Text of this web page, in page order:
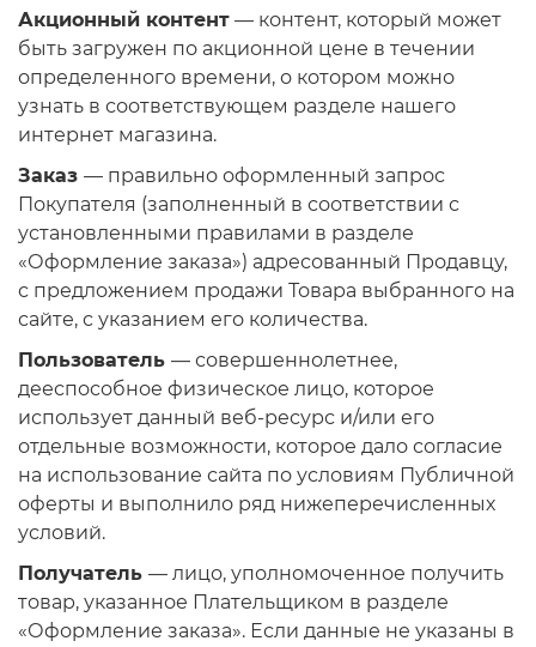
Операционная система
Windows 11 Home
Без ОС
Тип накопителя
SSD
SSD + HDD
Дополнительно
RGB-подсветка
Разблокированный множитель CPU
Сверхбыстрый M.2 SSD NVME
Акционный контент — контент, который может
быть загружен по акционной цене в течении
определенного времени, о котором можно
узнать в соответствующем разделе нашего
интернет магазина.
Заказ — правильно оформленный запрос
Покупателя (заполненный в соответствии с
установленными правилами в разделе
«Оформление заказа») адресованный Продавцу,
с предложением продажи Товара выбранного на
сайте, с указанием его количества.
Пользователь — совершеннолетнее,
дееспособное физическое лицо, которое
использует данный веб-ресурс и/или его
отдельные возможности, которое дало согласие
на использование сайта по условиям Публичной
оферты и выполнило ряд нижеперечисленных
условий.
Получатель — лицо, уполномоченное получить
товар, указанное Плательщиком в разделе
«Оформление заказа». Если данные не указаны в